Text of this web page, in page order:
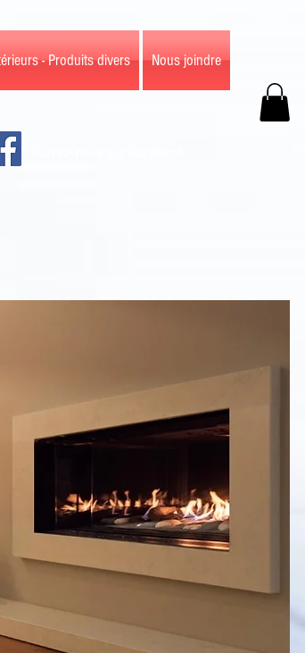
- Produits divers Nous joindre